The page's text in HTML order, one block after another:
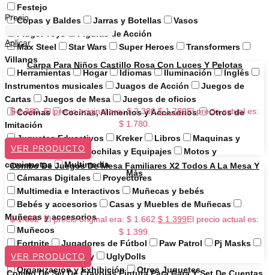
Festejo
Copas y Baldes
Jarras y Botellas
Vasos
Figuras de Acción
Max Steel
Star Wars Super Heroes
Transformers
Villanos
Herramientas
Hogar Idiomas Iluminación
Inglés
Instrumentos musicales
Juagos de Acción
Juegos de
Cartas
Juegos de Mesa
Juegos de oficios
Cocinas
Cocinas, Alimentos y Accesorios
Otros de
Imitación
Juguetes Educativos
Kreker Libros
Maquinas y
Barcos
Mesas Mochilas y Equipajes
Motos y
camionetas
Multimedia
Cámaras Digitales
Proyectores
Multimedia e Interactivos
Muñecas y bebés
Bebés y accesorios
Casas y Muebles de Muñecas
Muñecas y accesorios
Muñecos
Fortnite
Jugadores de Fútbol Paw Patrol
Pj Masks
Pokémon
Toy Story
UglyDolls
Organización y Exhibición
Otros Juguetes
Precio
Aplicar
Carpa Para Niños Castillo Rosa Con Luces Y Pelotas
$2.380 El precio original era: $ 2.380.$1.780El precio actual es:
$ 1.780.
VER PRODUCTO
Combo De Juegos De Mesa Familiares X2 Todos A La Mesa Y
Más
$1.662 El precio original era: $ 1.662. $ 1.399El precio actual es:
$ 1.399.
VER PRODUCTO